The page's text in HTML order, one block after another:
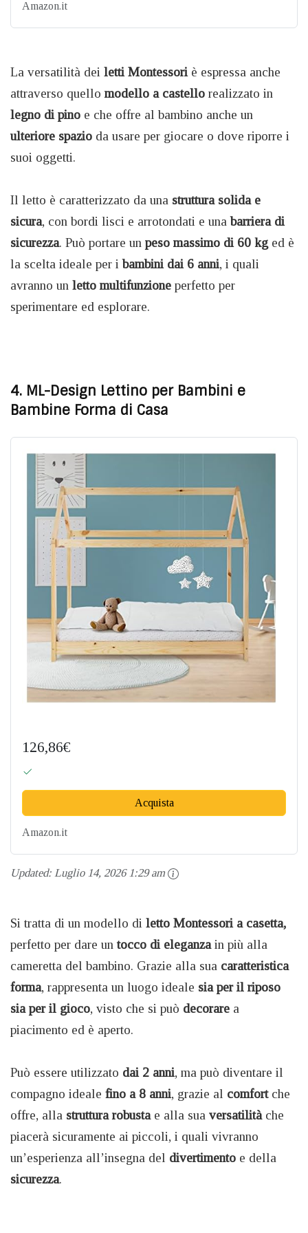
Amazon.it
La versatilità dei letti Montessoriè espressa anche
attraverso quello modello a castello realizzato in
legno di pino e che offre al bambino anche un
ulteriore spazio da usare per giocare o dove riporre i
suoi oggetti.
Il letto è caratterizzato da una struttura solida e
sicura, con bordi lisci e arrotondati e unabarriera di
sicurezza. Può portare un peso massimo di 60 kged è
la scelta ideale per ibambini dai 6 anni, i quali
avranno un letto multifunzione perfetto per
sperimentare ed esplorare.
4. ML-Design Lettino per Bambini e
Bambine Forma di Casa
126,86€
Acquista
Amazon.it
Updated: Luglio 14, 2026 1:29 am
Si tratta di un modello di letto Montessori a casetta,
perfetto per dare un tocco di eleganzain più alla
cameretta del bambino. Grazie alla sua caratteristica
forma, rappresenta un luogo ideale sia per il riposo
sia per il gioco, visto che si può decorare a
piacimento ed è aperto.
Può essere utilizzato dai 2 anni, ma può diventare il
compagno ideale fino a 8 anni, grazie al comfortche
offre, alla struttura robustae alla sua versatilitàche
piacerà sicuramente ai piccoli, i quali vivranno
un’esperienza all’insegna del divertimento e della
sicurezza.